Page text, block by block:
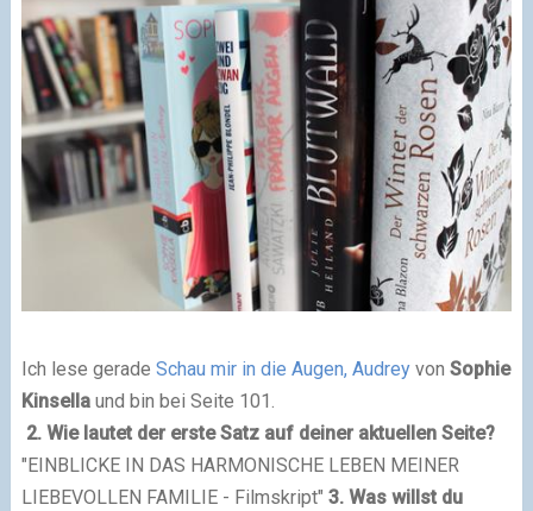
Ich lese gerade Schau mir in die Augen, Audreyvon Sophie
Kinsellaund bin bei Seite 101.
2. Wie lautet der erste Satz auf deiner aktuellen Seite?
"EINBLICKE IN DAS HARMONISCHE LEBEN MEINER
LIEBEVOLLEN FAMILIE - Filmskript" 3. Was willst du